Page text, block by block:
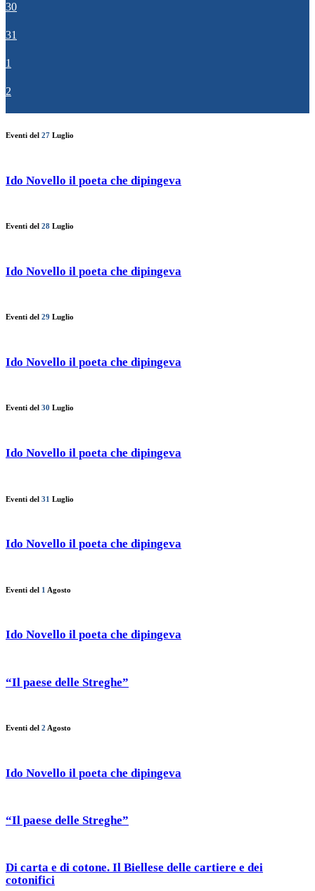
30
31
1
2
Eventi del 27 Luglio
Ido Novello il poeta che dipingeva
Eventi del 28 Luglio
Ido Novello il poeta che dipingeva
Eventi del 29 Luglio
Ido Novello il poeta che dipingeva
Eventi del 30 Luglio
Ido Novello il poeta che dipingeva
Eventi del 31 Luglio
Ido Novello il poeta che dipingeva
Eventi del 1 Agosto
Ido Novello il poeta che dipingeva
“Il paese delle Streghe”
Eventi del 2 Agosto
Ido Novello il poeta che dipingeva
“Il paese delle Streghe”
Di carta e di cotone. Il Biellese delle cartiere e dei
cotonifici